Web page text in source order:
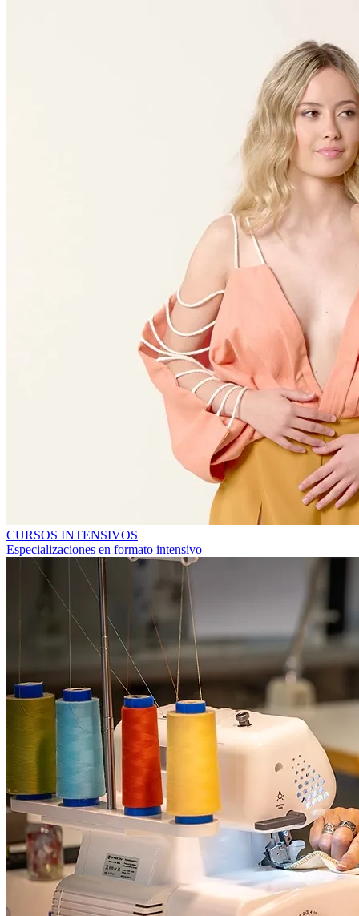
CURSOS INTENSIVOS
Especializaciones en formato intensivo